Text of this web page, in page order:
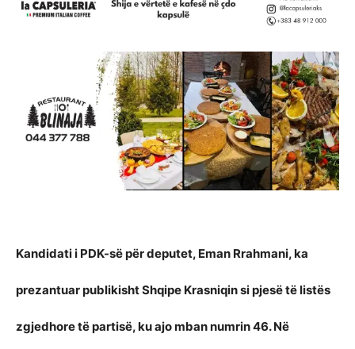
Kandidati i PDK-së për deputet, Eman Rrahmani, ka
prezantuar publikisht Shqipe Krasniqin si pjesë të listës
zgjedhore të partisë, ku ajo mban numrin 46. Në